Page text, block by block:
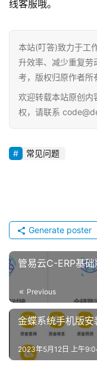
问
线客服哦。
本站(叮答)致力于工
升效率、减少重复劳
考，版权归原作者所
欢迎转载本站原创内
权，请联系
常见问题
Generate poster
管易云C-ERP基础
Previous
金蝶系统手机版安
2023年5月12日 上午